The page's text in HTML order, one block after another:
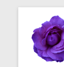
content